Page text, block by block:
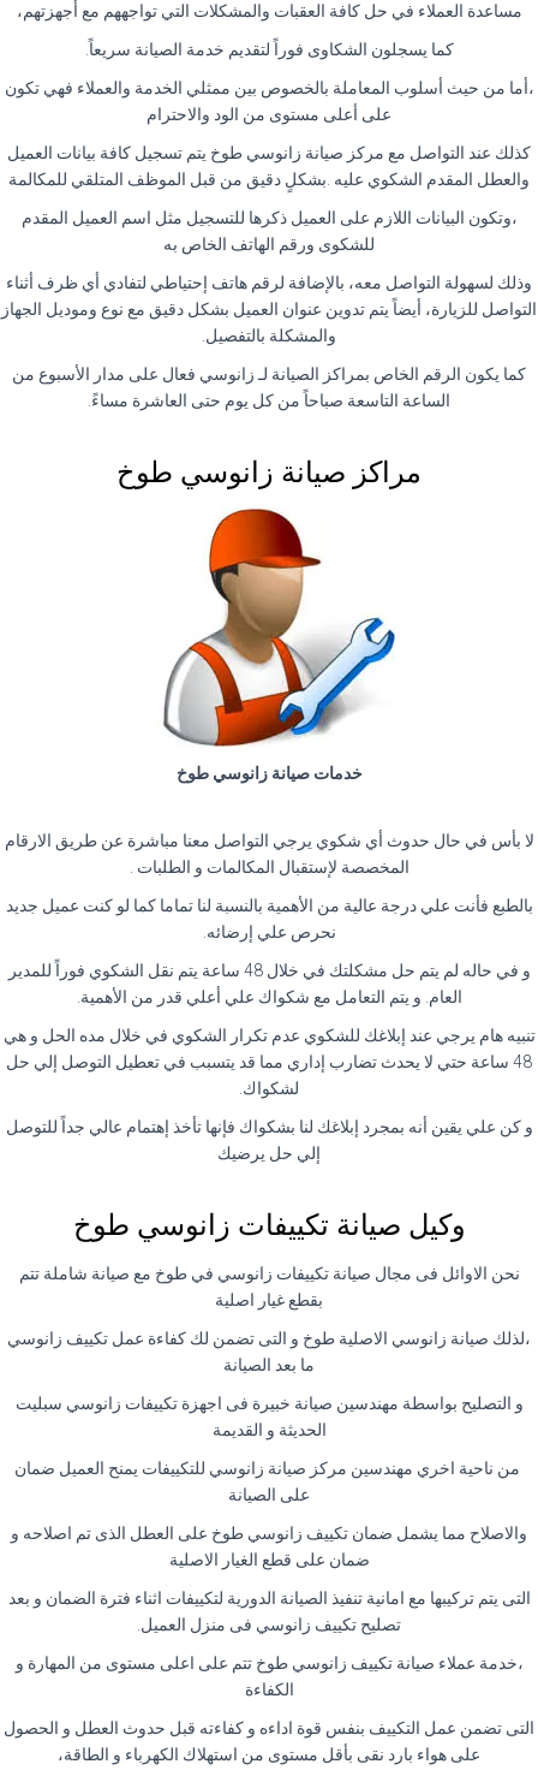
مساعدة العملاء في حل كافة العقبات والمشكلات التي تواجههم مع أجهزتهم،
كما يسجلون الشكاوى فوراً لتقديم خدمة الصيانة سريعاً.
،أما من حيث أسلوب المعاملة بالخصوص بين ممثلي الخدمة والعملاء فهي تكون
على أعلى مستوى من الود والاحترام
كذلك عند التواصل مع مركز صيانة زانوسي طوخ يتم تسجيل كافة بيانات العميل
والعطل المقدم الشكوي عليه .بشكلٍ دقيق من قبل الموظف المتلقي للمكالمة
،وتكون البيانات اللازم على العميل ذكرها للتسجيل مثل اسم العميل المقدم
للشكوى ورقم الهاتف الخاص به
وذلك لسهولة التواصل معه، بالإضافة لرقم هاتف إحتياطي لتفادي أي ظرف أثناء
التواصل للزيارة، أيضاً يتم تدوين عنوان العميل بشكل دقيق مع نوع وموديل الجهاز
والمشكلة بالتفصيل.
كما يكون الرقم الخاص بمراكز الصيانة لـ زانوسي فعال على مدار الأسبوع من
الساعة التاسعة صباحاً من كل يوم حتى العاشرة مساءً.
مراكز صيانة زانوسي طوخ
خدمات صيانة زانوسي طوخ
لا بأس في حال حدوث أي شكوي يرجي التواصل معنا مباشرة عن طريق الارقام
المخصصة لإستقبال المكالمات و الطلبات .
بالطبع فأنت علي درجة عالية من الأهمية بالنسبة لنا تماما كما لو كنت عميل جديد
نحرص علي إرضائه.
و في حاله لم يتم حل مشكلتك في خلال 48 ساعة يتم نقل الشكوي فوراً للمدير
العام. و يتم التعامل مع شكواك علي أعلي قدر من الأهمية.
تنبيه هام يرجي عند إبلاغك للشكوي عدم تكرار الشكوي في خلال مده الحل و هي
48 ساعة حتي لا يحدث تضارب إداري مما قد يتسبب في تعطيل التوصل إلي حل
لشكواك.
و كن علي يقين أنه بمجرد إبلاغك لنا بشكواك فإنها تأخذ إهتمام عالي جداً للتوصل
إلي حل يرضيك
وكيل صيانة تكييفات زانوسي طوخ
نحن الاوائل فى مجال صيانة تكييفات زانوسي في طوخ مع صيانة شاملة تتم
بقطع غيار اصلية
،لذلك صيانة زانوسي الاصلية طوخ و التى تضمن لك كفاءة عمل تكييف زانوسي
ما بعد الصيانة
و التصليح بواسطة مهندسين صيانة خبيرة فى اجهزة تكييفات زانوسي سبليت
الحديثة و القديمة
من ناحية اخري مهندسين مركز صيانة زانوسي للتكييفات يمنح العميل ضمان
على الصيانة
والاصلاح مما يشمل ضمان تكييف زانوسي طوخ على العطل الذى تم اصلاحه و
ضمان على قطع الغيار الاصلية
التى يتم تركيبها مع امانية تنفيذ الصيانة الدورية لتكييفات اثناء فترة الضمان و بعد
تصليح تكييف زانوسي فى منزل العميل.
،خدمة عملاء صيانة تكييف زانوسي طوخ تتم على اعلى مستوى من المهارة و
الكفاءة
التى تضمن عمل التكييف بنفس قوة اداءه و كفاءته قبل حدوث العطل و الحصول
على هواء بارد نقى بأقل مستوى من استهلاك الكهرباء و الطاقة،